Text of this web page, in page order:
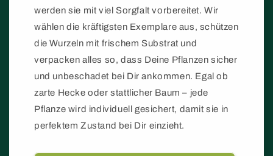
werden sie mit viel Sorgfalt vorbereitet. Wir
wählen die kräftigsten Exemplare aus, schützen
die Wurzeln mit frischem Substrat und
verpacken alles so, dass Deine Pflanzen sicher
und unbeschadet bei Dir ankommen. Egal ob
zarte Hecke oder stattlicher Baum – jede
Pflanze wird individuell gesichert, damit sie in
perfektem Zustand bei Dir einzieht.